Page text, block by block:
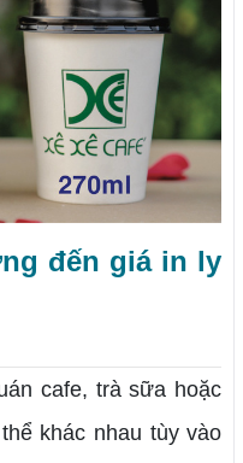
đến giá in ly
cafe, trà sữa hoặc
khác nhau tùy vào